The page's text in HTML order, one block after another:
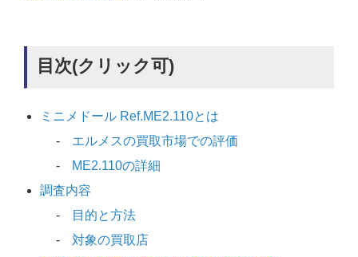
目次(クリック可)
ミニメドール Ref.ME2.110とは
エルメスの買取市場での評価
ME2.110の詳細
調査内容
目的と方法
対象の買取店